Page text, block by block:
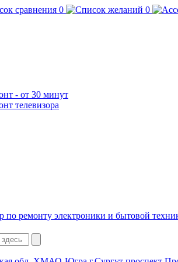
0 0
- от 30 минут
телевизора